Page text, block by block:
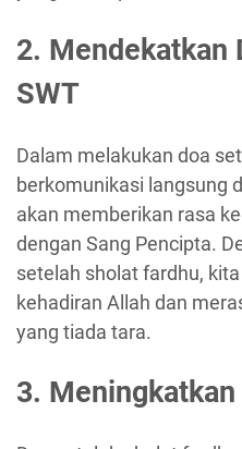
2. Mendekatkan
SWT
Dalam melakukan doa
berkomunikasi langsung
akan memberikan rasa
dengan Sang Pencipta.
setelah sholat fardhu,
kehadiran Allah dan
yang tiada tara.
3.